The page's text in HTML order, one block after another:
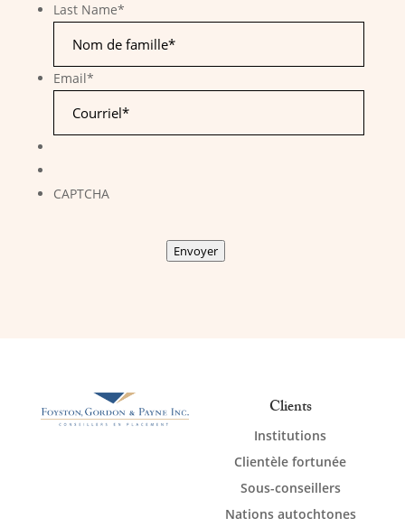
Last Name*
Email*
CAPTCHA
Envoyer
Clients
Institutions
Clientèle fortunée
Sous-conseillers
Nations autochtones